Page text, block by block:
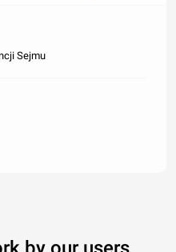
Sejmu